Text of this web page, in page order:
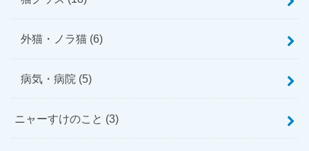
外猫・ノラ猫 (6)
病気・病院 (5)
ニャーすけのこと (3)